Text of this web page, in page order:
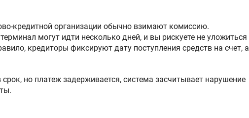
кредитной организации обычно взимают комиссию.
могут идти несколько дней, и вы рискуете не уложиться
кредиторы фиксируют дату поступления средств на счет, а
но платеж задерживается, система засчитывает нарушение